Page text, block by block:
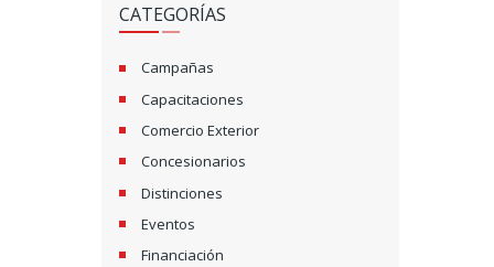
CATEGORÍAS
Campañas
Capacitaciones
Comercio Exterior
Concesionarios
Distinciones
Eventos
Financiación